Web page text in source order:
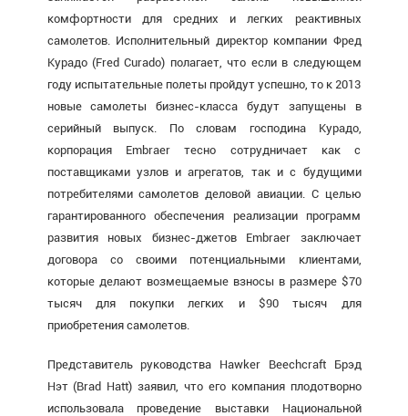
комфортности для средних и легких реактивных
самолетов. Исполнительный директор компании Фред
Курадо (Fred Curado) полагает, что если в следующем
году испытательные полеты пройдут успешно, то к 2013
новые самолеты бизнес-класса будут запущены в
серийный выпуск. По словам господина Курадо,
корпорация Embraer тесно сотрудничает как с
поставщиками узлов и агрегатов, так и с будущими
потребителями самолетов деловой авиации. С целью
гарантированного обеспечения реализации программ
развития новых бизнес-джетов Embraer заключает
договора со своими потенциальными клиентами,
которые делают возмещаемые взносы в размере $70
тысяч для покупки легких и $90 тысяч для
приобретения самолетов.
Представитель руководства Hawker Beechcraft Брэд
Нэт (Brad Hatt) заявил, что его компания плодотворно
использовала проведение выставки Национальной